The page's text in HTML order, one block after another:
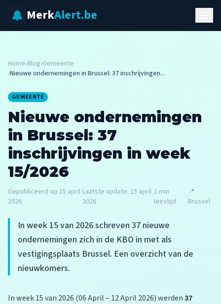
MerkAlert.be
Home›Blog›Gemeente
›Nieuwe ondernemingen in Brussel: 37 inschrijvingen...
GEMEENTE
Nieuwe ondernemingen
in Brussel: 37
inschrijvingen in week
15/2026
Gepubliceerd op 15 april
2026
·Laatste update: 15 april
2026
·1 min
leestijd
·📍
Brussel
In week 15 van 2026 schreven 37 nieuwe
ondernemingen zich in de KBO in met als
vestigingsplaats Brussel. Een overzicht van de
nieuwkomers.
In week 15 van 2026 (06 April – 12 April 2026) werden37